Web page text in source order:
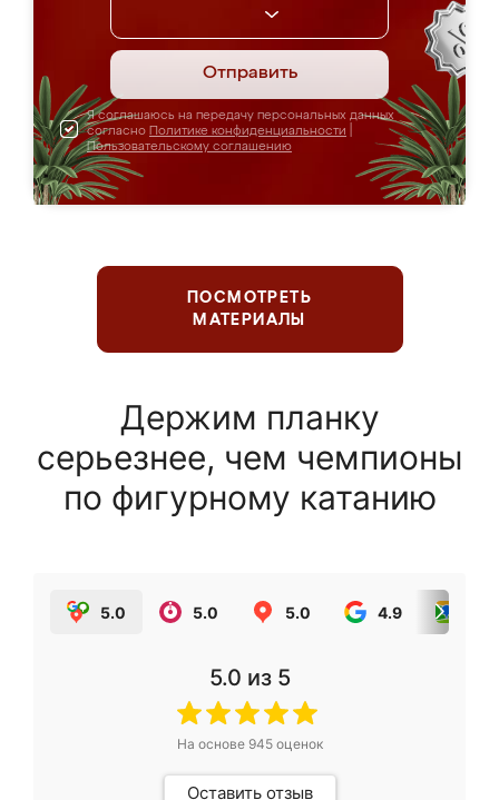
Отправить
Я соглашаюсь на передачу персональных данных
согласно Политике конфиденциальности
Пользовательскому соглашению
ПОСМОТРЕТЬ
МАТЕРИАЛЫ
Держим планку
серьезнее, чем чемпионы
по фигурному катанию
5.0 5.0 5.0 4.9
5.0 из 5
На основе 945оценок
Оставить отзыв